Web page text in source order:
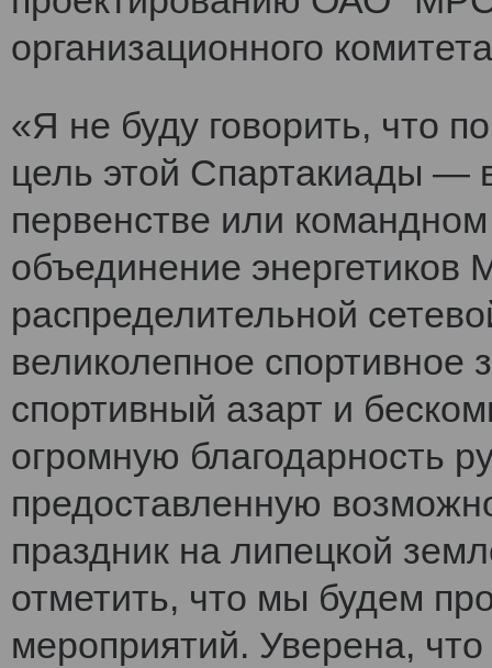
организационного
«Я не буду говорить, что
цель этой Спартакиады —
первенстве или
объединение энергетиков
распределительной
великолепное
спортивный азарт и
огромную благодарность
предоставленную
праздник на липецкой
отметить, что мы будем
мероприятий. Уверена,